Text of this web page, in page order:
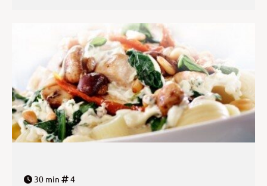
30 min 4